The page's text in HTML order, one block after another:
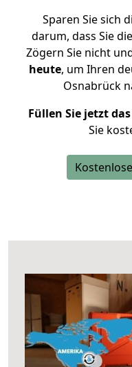
Sparen Sie sich
darum, dass Sie
Zögern Sie nicht
heute, um Ihren
Osnabrück
Füllen Sie jetzt
Sie